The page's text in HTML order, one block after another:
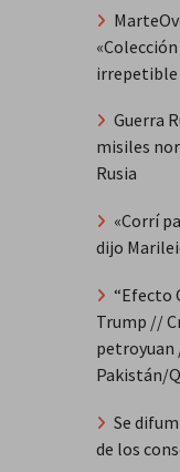
irrepetible
Guerra
misiles
Rusia
«Corrí
dijo
“Efecto
Trump //
petroyuan
Pakistán/
Se
de los